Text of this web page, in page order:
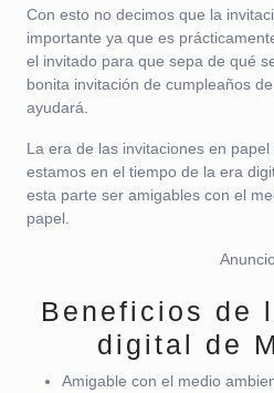
Con esto no decimos que la
importante ya que es
el invitado para que sepa de qué
bonita invitación de cumpleaños de
ayudará.
La era de las invitaciones en
estamos en el tiempo de la era
esta parte ser amigables con el
papel.
Beneficios de
digital de
Amigable con el medio